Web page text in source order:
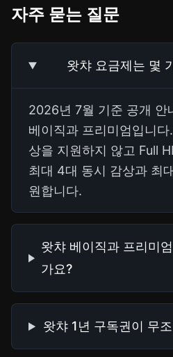
자주 묻는 질문
왓챠 요금제는 몇
2026년 7월 기준 공개 안
베이직과 프리미엄입니
상을 지원하지 않고 Full
최대 4대 동시 감상과 최
원합니다.
왓챠 베이직과 프리미
가요?
왓챠 1년 구독권이 무